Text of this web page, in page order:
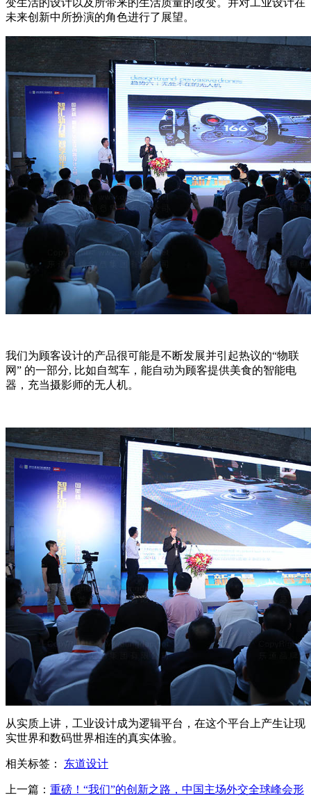
变生活的设计以及所带来的生活质量的改变。并对工业设计在
未来创新中所扮演的角色进行了展望。
我们为顾客设计的产品很可能是不断发展并引起热议的“物联
网” 的一部分, 比如自驾车，能自动为顾客提供美食的智能电
器，充当摄影师的无人机。
从实质上讲，工业设计成为逻辑平台，在这个平台上产生让现
实世界和数码世界相连的真实体验。
相关标签： 东道设计
上一篇： 重磅！“我们”的创新之路，中国主场外交全球峰会形